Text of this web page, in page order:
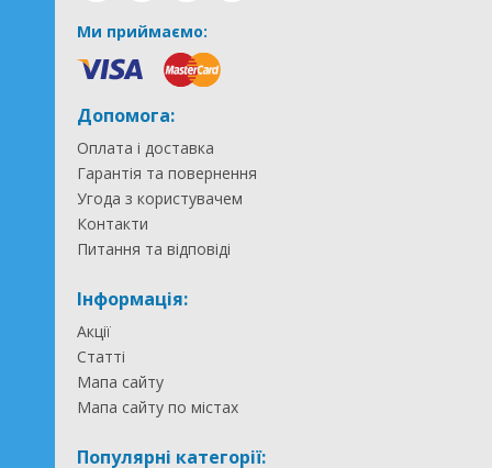
Ми приймаємо:
Допомога:
Оплата і доставка
Гарантія та повернення
Угода з користувачем
Контакти
Питання та відповіді
Інформація:
Акції
Статті
Мапа сайту
Мапа сайту по містах
Популярні категорії: